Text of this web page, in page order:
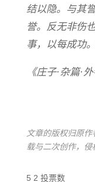
结以隐。与其
誉。反无非伤
事，以每成功
《庄子·杂篇·
文章的版权归原
载与二次创作，侵
5 2 投票数